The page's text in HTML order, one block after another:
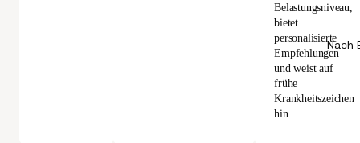
Nach
Belastungsniveau,
bietet
personalisierte
Empfehlungen
und weist auf
frühe
Krankheitszeichen
hin.